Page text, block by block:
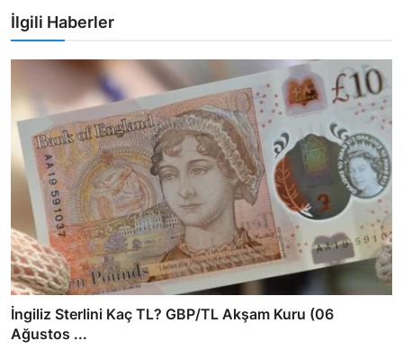
İlgili Haberler
İngiliz Sterlini Kaç TL? GBP/TL Akşam Kuru (06
Ağustos ...